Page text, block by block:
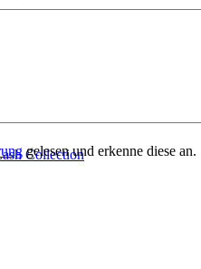
Collection
gelesen und erkenne diese an.